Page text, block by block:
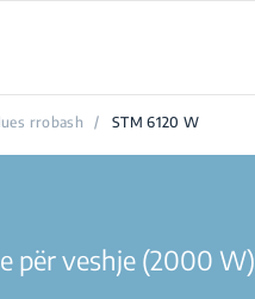
rrobash / STM 6120 W
për veshje (2000 W)